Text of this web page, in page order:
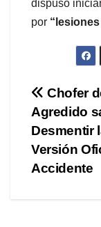
dispuso
por
de
Chofer
Agredido
Desmentir
Versión
Accidente